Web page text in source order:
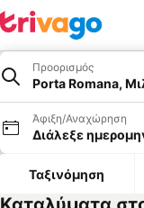
Προορισμός
Porta Romana,
Άφιξη/Αναχώρηση
Διάλεξε
Ταξινόμηση